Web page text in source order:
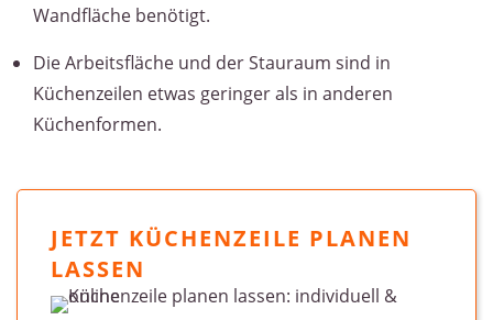
Wandfläche benötigt.
Die Arbeitsfläche und der Stauraum sind in
Küchenzeilen etwas geringer als in anderen
Küchenformen.
JETZT KÜCHENZEILE PLANEN
LASSEN